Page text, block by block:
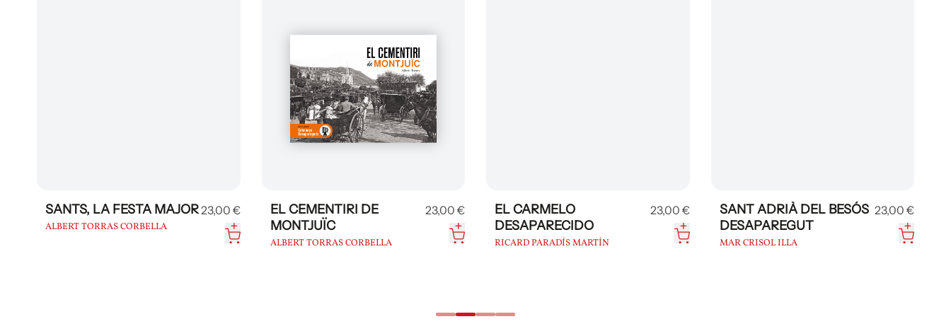
SANTS, LA FESTA MAJOR
ALBERT TORRAS CORBELLA
23,00 €
EL CEMENTIRI DE
MONTJUÏC
ALBERT TORRAS CORBELLA
23,00 €
EL CARMELO
DESAPARECIDO
RICARD PARADÍS MARTÍN
23,00 €
SANT ADRIÀ DEL BESÓS
DESAPAREGUT
MAR CRISOL ILLA
23,00 €